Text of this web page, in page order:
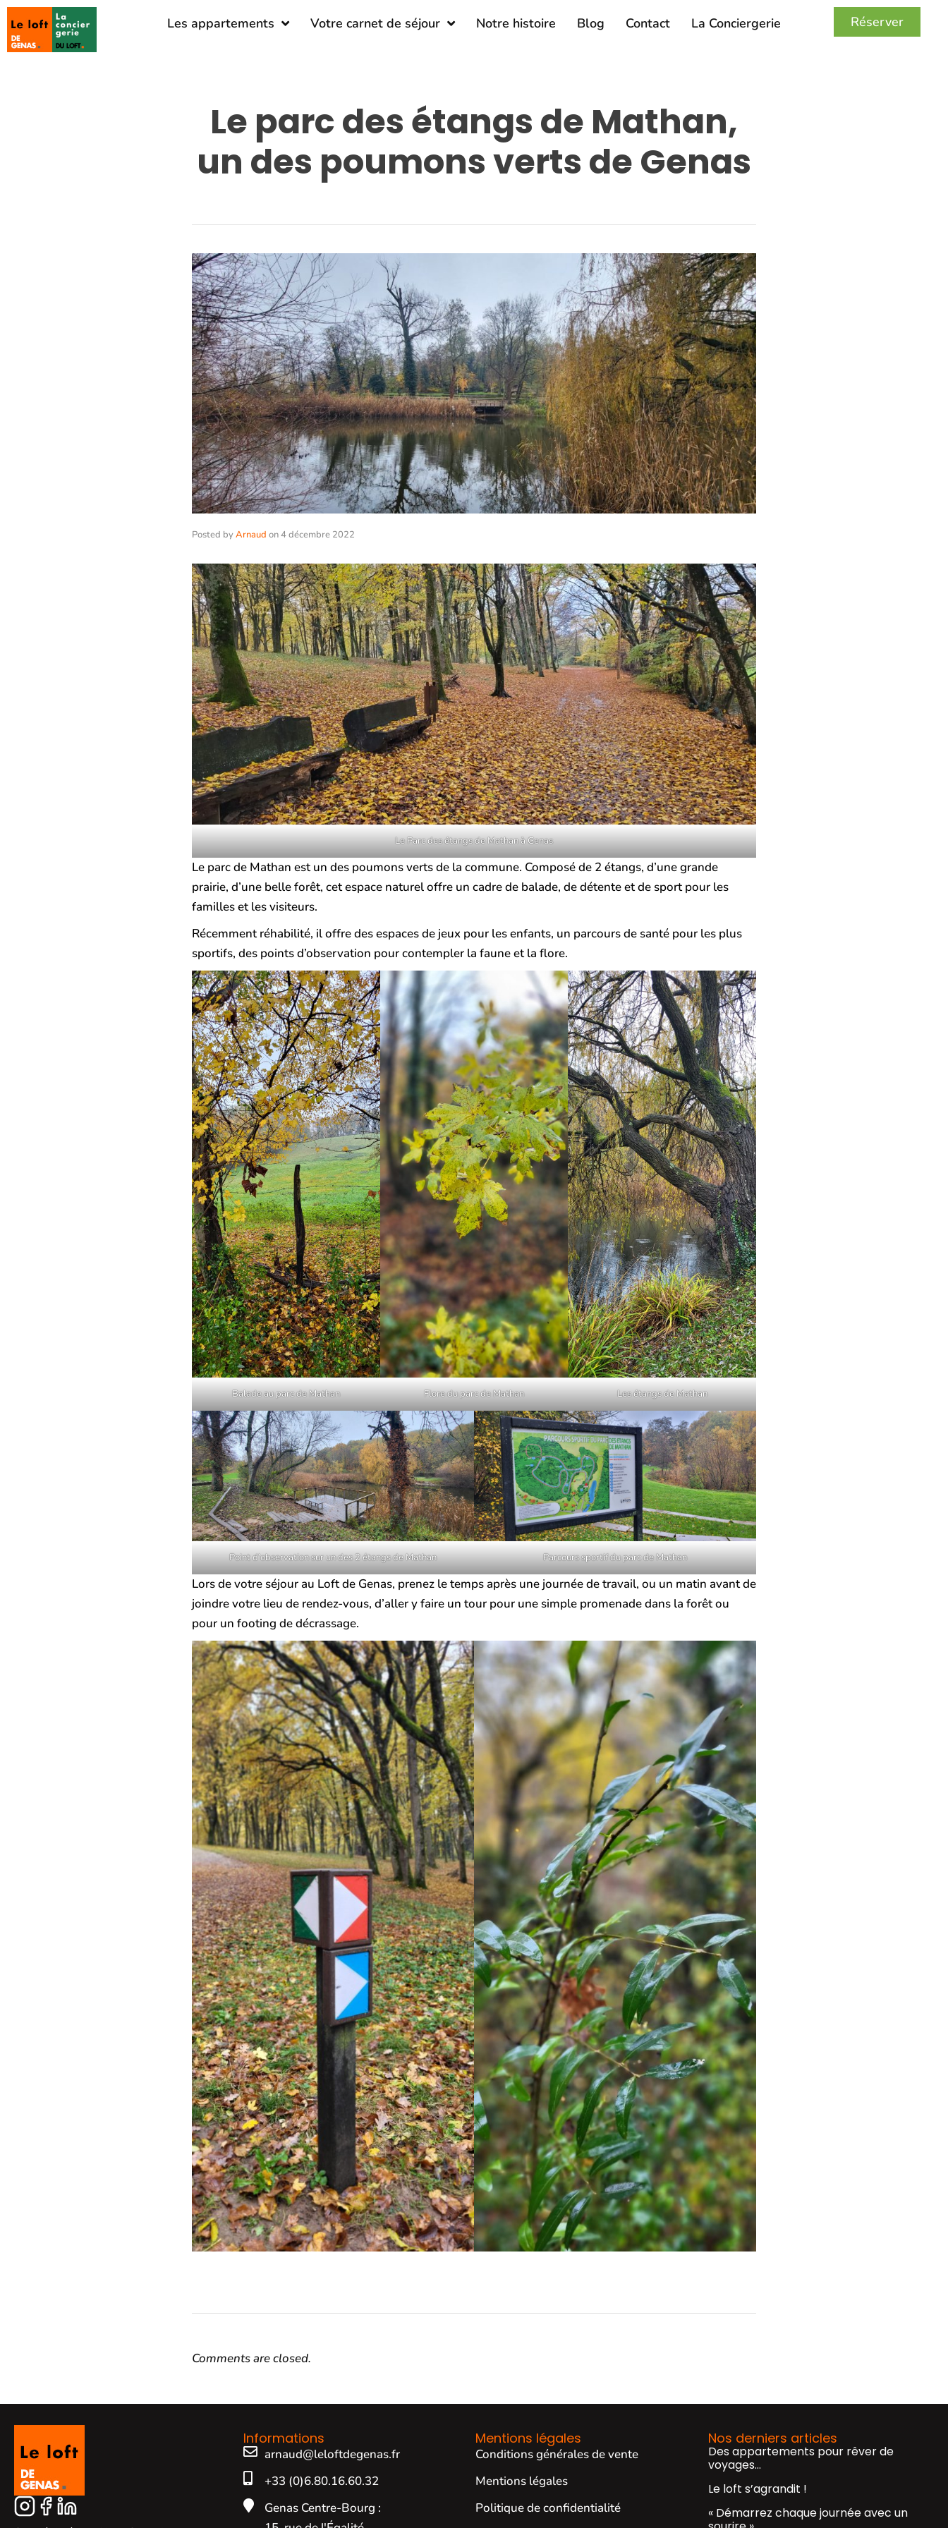
Les appartements Votre carnet de séjour Notre histoire Blog Contact La Conciergerie Réserver
Le parc des étangs de Mathan,
un des poumons verts de Genas
Posted byArnaud on4 décembre 2022
Le Parc des étangs de Mathan à Genas
Le parc de Mathan est un des poumons verts de la commune. Composé de 2 étangs, d’une grande
prairie, d’une belle forêt, cet espace naturel offre un cadre de balade, de détente et de sport pour les
familles et les visiteurs.
Récemment réhabilité, il offre des espaces de jeux pour les enfants, un parcours de santé pour les plus
sportifs, des points d’observation pour contempler la faune et la flore.
Balade au parc de Mathan Flore du parc de Mathan Les étangs de Mathan
Point d’observation sur un des 2 étangs de Mathan Parcours sportif du parc de Mathan
Lors de votre séjour au Loft de Genas, prenez le temps après une journée de travail, ou un matin avant de
joindre votre lieu de rendez-vous, d’aller y faire un tour pour une simple promenade dans la forêt ou
pour un footing de décrassage.
Comments are closed.
Informations
arnaud@leloftdegenas.fr
+33 (0)6.80.16.60.32
Genas Centre-Bourg :
Mentions légales
Conditions générales de vente
Mentions légales
Politique de confidentialité
Nos derniers articles
Des appartements pour rêver de
voyages…
Le loft s’agrandit !
« Démarrez chaque journée avec un